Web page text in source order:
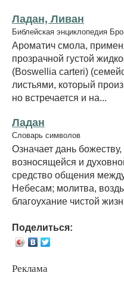
Ладан, Ливан
Библейская энциклопедия
Ароматич смола,
прозрачной густой
(Boswellia carteri)
листьями, который
но встречается и на...
Ладан
Словарь символов
Означает дань
возносящейся и
средство общения
Небесам; молитва,
благоухание чистой
Поделиться:
Реклама